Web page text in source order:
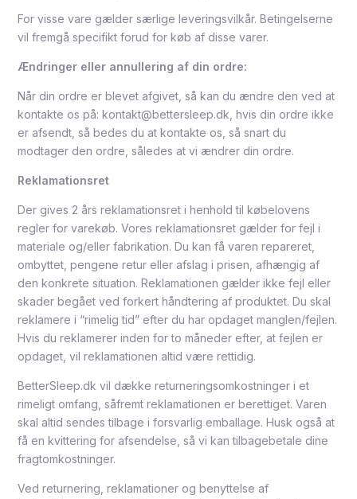
For visse vare gælder særlige leveringsvilkår. Betingelserne
vil fremgå specifikt forud for køb af disse varer.
Ændringer eller annullering af din ordre:
Når din ordre er blevet afgivet, så kan du ændre den ved at
kontakte os på: kontakt@bettersleep.dk, hvis din ordre ikke
er afsendt, så bedes du at kontakte os, så snart du
modtager den ordre, således at vi ændrer din ordre.
Reklamationsret
Der gives 2 års reklamationsret i henhold til købelovens
regler for varekøb. Vores reklamationsret gælder for fejl i
materiale og/eller fabrikation. Du kan få varen repareret,
ombyttet, pengene retur eller afslag i prisen, afhængig af
den konkrete situation. Reklamationen gælder ikke fejl eller
skader begået ved forkert håndtering af produktet. Du skal
reklamere i “rimelig tid” efter du har opdaget manglen/fejlen.
Hvis du reklamerer inden for to måneder efter, at fejlen er
opdaget, vil reklamationen altid være rettidig.
BetterSleep.dk vil dække returneringsomkostninger i et
rimeligt omfang, såfremt reklamationen er berettiget. Varen
skal altid sendes tilbage i forsvarlig emballage. Husk også at
få en kvittering for afsendelse, så vi kan tilbagebetale dine
fragtomkostninger.
Ved returnering, reklamationer og benyttelse af